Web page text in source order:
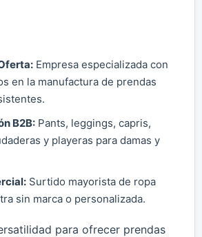
Empresa especializada con
en la manufactura de prendas
B2B: Pants, leggings, capris,
y playeras para damas y
Surtido mayorista de ropa
sin marca o personalizada.
para ofrecer prendas